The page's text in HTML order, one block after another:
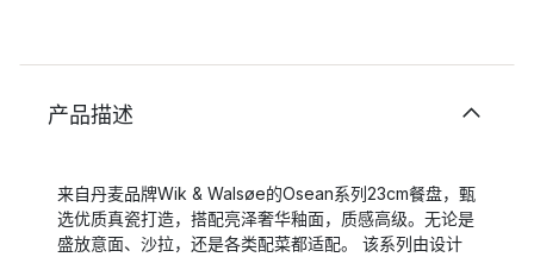
产品描述
来自丹麦品牌Wik & Walsøe的Osean系列23cm餐盘，甄
选优质真瓷打造，搭配亮泽奢华釉面，质感高级。无论是
盛放意面、沙拉，还是各类配菜都适配。 该系列由设计